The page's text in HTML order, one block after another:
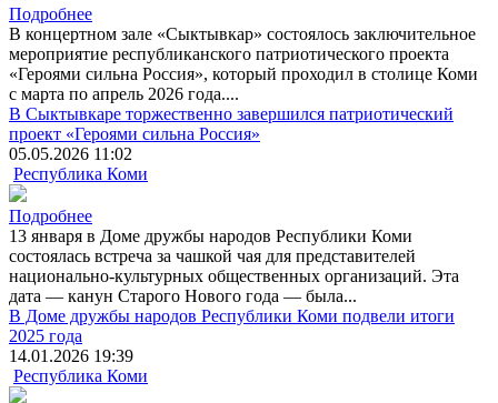
Подробнее
В концертном зале «Сыктывкар» состоялось заключительное
мероприятие республиканского патриотического проекта
«Героями сильна Россия», который проходил в столице Коми
с марта по апрель 2026 года....
В Сыктывкаре торжественно завершился патриотический
проект «Героями сильна Россия»
05.05.2026 11:02
Республика Коми
Подробнее
13 января в Доме дружбы народов Республики Коми
состоялась встреча за чашкой чая для представителей
национально-культурных общественных организаций. Эта
дата ― канун Старого Нового года ― была...
В Доме дружбы народов Республики Коми подвели итоги
2025 года
14.01.2026 19:39
Республика Коми